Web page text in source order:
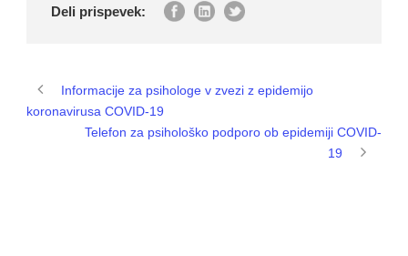
Deli prispevek:
Informacije za psihologe v zvezi z epidemijo
koronavirusa COVID-19
Telefon za psihološko podporo ob epidemiji COVID-
19